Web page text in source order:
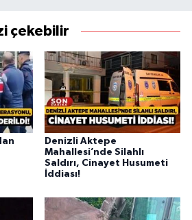
çekebilir
Denizli Aktepe
Mahallesi’nde Silahlı
Saldırı, Cinayet Husumeti
İddiası!